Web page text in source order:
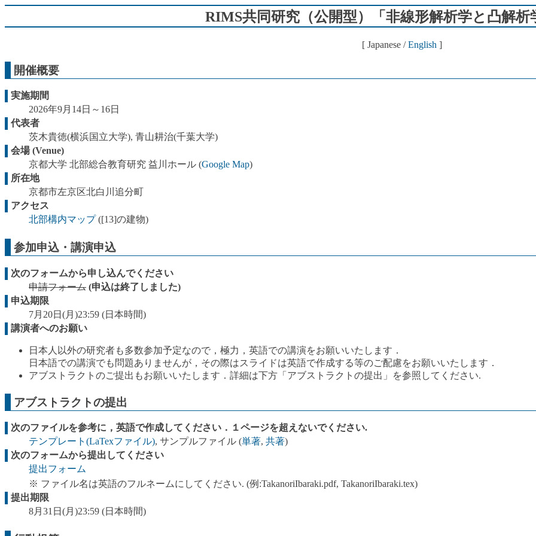
RIMS共同研究（公開型）「非線形解析学と凸解析
[ Japanese /English ]
開催概要
実施期間
2026年9月14日～16日
代表者
茨木貴徳(横浜国立大学), 青山耕治(千葉大学)
会場 (Venue)
京都大学 北部総合教育研究 益川ホール (Google Map)
所在地
京都市左京区北白川追分町
アクセス
北部構内マップ([13]の建物)
参加申込・講演申込
次のフォームから申し込んでください
申請フォーム (申込は終了しました)
申込期限
7月20日(月)23:59 (日本時間)
講演者へのお願い
日本人以外の研究者も多数参加予定なので，極力，英語での講演をお願いいたします．
日本語での講演でも問題ありませんが，その際はスライドは英語で作成する等のご配慮をお願いいたします．
アブストラクトのご提出もお願いいたします．詳細は下方「アブストラクトの提出」を参照してください.
アブストラクトの提出
次のファイルを参考に，英語で作成してください．１ページを超えないでください.
テンプレート(LaTexファイル), サンプルファイル (単著, 共著)
次のフォームから提出してください
提出フォーム
※ ファイル名は英語のフルネームにしてください. (例:TakanoriIbaraki.pdf, TakanoriIbaraki.tex)
提出期限
8月31日(月)23:59 (日本時間)